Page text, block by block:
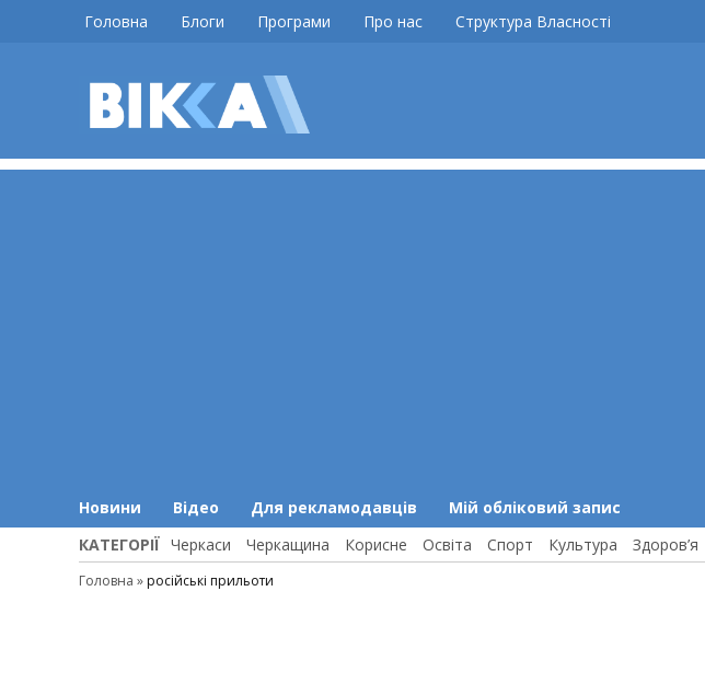
Головна Блоги Програми Про нас Структура Власності
Новини Відео Для рекламодавців Мій обліковий запис
КАТЕГОРІЇ Черкаси Черкащина Корисне Освіта Спорт Культура Здоров’я
Головна » російські прильоти